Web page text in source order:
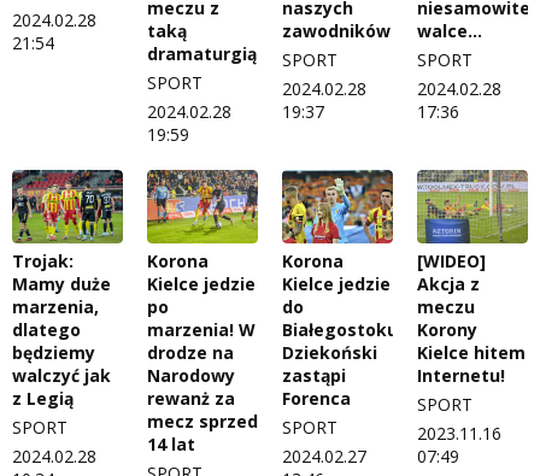
2024.02.28
21:54
meczu z
taką
dramaturgią
SPORT
2024.02.28
19:59
naszych
zawodników
SPORT
2024.02.28
19:37
niesamowitej
walce...
SPORT
2024.02.28
17:36
Trojak:
Mamy duże
marzenia,
dlatego
będziemy
walczyć jak
z Legią
SPORT
2024.02.28
Korona
Kielce jedzie
po
marzenia! W
drodze na
Narodowy
rewanż za
mecz sprzed
14 lat
Korona
Kielce jedzie
do
Białegostoku.
Dziekoński
zastąpi
Forenca
SPORT
2024.02.27
[WIDEO]
Akcja z
meczu
Korony
Kielce hitem
Internetu!
SPORT
2023.11.16
07:49